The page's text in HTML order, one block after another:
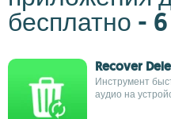
бесплатно - 6
Recover
Инструмент
аудио на